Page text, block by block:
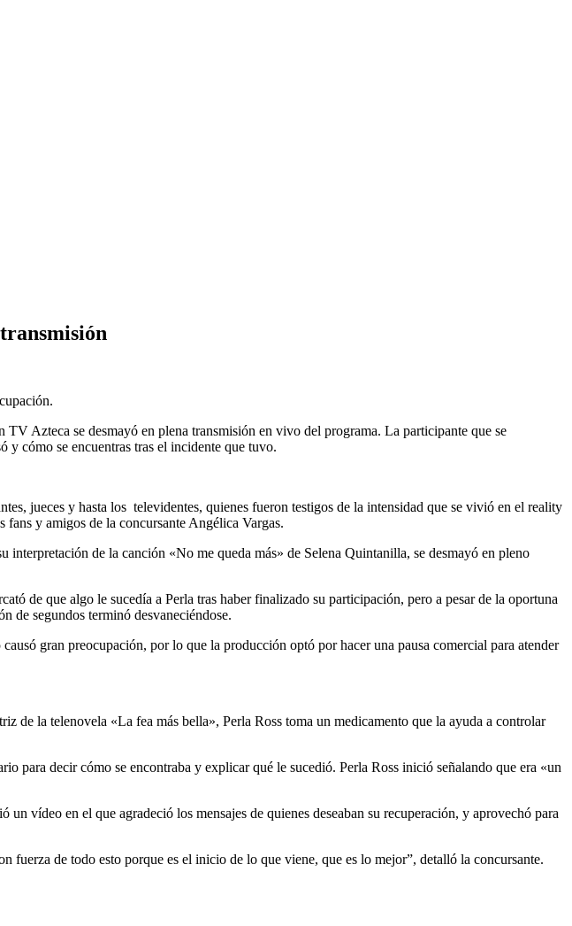
Azteca se desmayó en plena transmisión en vivo del programa. La participante que se
y cómo se encuentras tras el incidente que tuvo.
jueces y hasta los televidentes, quienes fueron testigos de la intensidad que se vivió en el reality
fans y amigos de la concursante Angélica Vargas.
de la canción «No me queda más» de Selena Quintanilla, se desmayó en pleno
de que algo le sucedía a Perla tras haber finalizado su participación, pero a pesar de la oportuna
de segundos terminó desvaneciéndose.
gran preocupación, por lo que la producción optó por hacer una pausa comercial para atender
de la telenovela «La fea más bella», Perla Ross toma un medicamento que la ayuda a controlar
para decir cómo se encontraba y explicar qué le sucedió. Perla Ross inició señalando que era «un
vídeo en el que agradeció los mensajes de quienes deseaban su recuperación, y aprovechó para
de todo esto porque es el inicio de lo que viene, que es lo mejor”, detalló la concursante.